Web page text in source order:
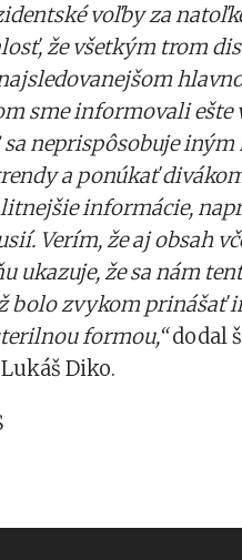
voľby za
že všetkým trom
sme informovali ešte
neprispôsobuje iným
a ponúkať
informácie,
Verím, že aj obsah
ukazuje, že sa nám
bolo zvykom prinášať
formou,“dodal
Diko.